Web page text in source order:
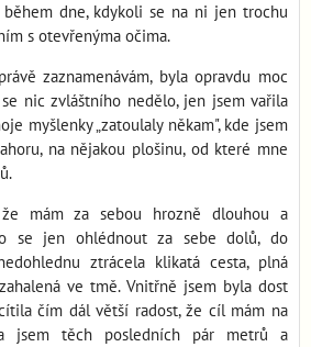
dne, kdykoli se na ni jen trochu
s otevřenýma očima.
zaznamenávám, byla opravdu moc
nic zvláštního nedělo, jen jsem vařila
myšlenky „zatoulaly někam", kde jsem
na nějakou plošinu, od které mne
že mám za sebou hrozně dlouhou a
se jen ohlédnout za sebe dolů, do
ztrácela klikatá cesta, plná
ve tmě. Vnitřně jsem byla dost
čím dál větší radost, že cíl mám na
jsem těch posledních pár metrů a